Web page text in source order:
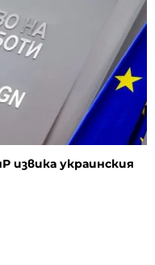
извика украинския